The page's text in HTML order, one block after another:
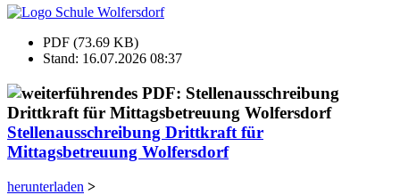
PDF (73.69 KB)
Stand: 16.07.2026 08:37
Stellenausschreibung Drittkraft für
Mittagsbetreuung Wolfersdorf
herunterladen >